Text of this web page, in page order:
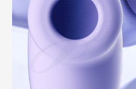
話
或